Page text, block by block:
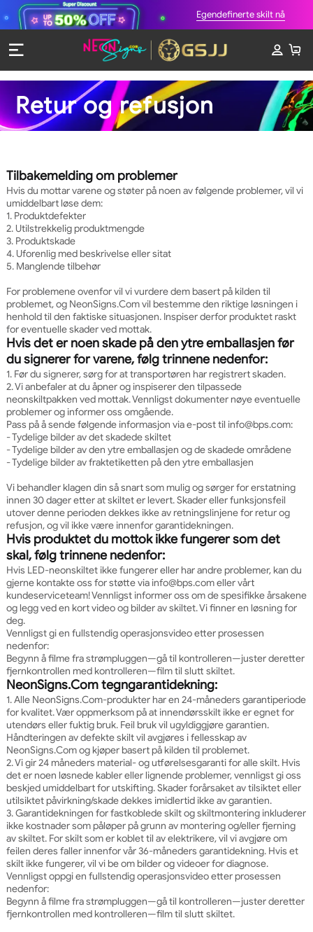
Egendefinerte skilt nå
Retur og refusjon
Tilbakemelding om problemer
Hvis du mottar varene og støter på noen av følgende problemer, vil vi
umiddelbart løse dem:
1. Produktdefekter
2. Utilstrekkelig produktmengde
3. Produktskade
4. Uforenlig med beskrivelse eller sitat
5. Manglende tilbehør
For problemene ovenfor vil vi vurdere dem basert på kilden til
problemet, og NeonSigns.Com vil bestemme den riktige løsningen i
henhold til den faktiske situasjonen. Inspiser derfor produktet raskt
for eventuelle skader ved mottak.
Hvis det er noen skade på den ytre emballasjen før
du signerer for varene, følg trinnene nedenfor:
1. Før du signerer, sørg for at transportøren har registrert skaden.
2. Vi anbefaler at du åpner og inspiserer den tilpassede
neonskiltpakken ved mottak. Vennligst dokumenter nøye eventuelle
problemer og informer oss omgående.
Pass på å sende følgende informasjon via e-post til info@bps.com:
- Tydelige bilder av det skadede skiltet
- Tydelige bilder av den ytre emballasjen og de skadede områdene
- Tydelige bilder av fraktetiketten på den ytre emballasjen
Vi behandler klagen din så snart som mulig og sørger for erstatning
innen 30 dager etter at skiltet er levert. Skader eller funksjonsfeil
utover denne perioden dekkes ikke av retningslinjene for retur og
refusjon, og vil ikke være innenfor garantidekningen.
Hvis produktet du mottok ikke fungerer som det
skal, følg trinnene nedenfor:
Hvis LED-neonskiltet ikke fungerer eller har andre problemer, kan du
gjerne kontakte oss for støtte via info@bps.com eller vårt
kundeserviceteam! Vennligst informer oss om de spesifikke årsakene
og legg ved en kort video og bilder av skiltet. Vi finner en løsning for
deg.
Vennligst gi en fullstendig operasjonsvideo etter prosessen
nedenfor:
Begynn å filme fra strømpluggen—gå til kontrolleren—juster deretter
fjernkontrollen med kontrolleren—film til slutt skiltet.
NeonSigns.Com tegngarantidekning:
1. Alle NeonSigns.Com-produkter har en 24-måneders garantiperiode
for kvalitet. Vær oppmerksom på at innendørsskilt ikke er egnet for
utendørs eller fuktig bruk. Feil bruk vil ugyldiggjøre garantien.
Håndteringen av defekte skilt vil avgjøres i fellesskap av
NeonSigns.Com og kjøper basert på kilden til problemet.
2. Vi gir 24 måneders material- og utførelsesgaranti for alle skilt. Hvis
det er noen løsnede kabler eller lignende problemer, vennligst gi oss
beskjed umiddelbart for utskifting. Skader forårsaket av tilsiktet eller
utilsiktet påvirkning/skade dekkes imidlertid ikke av garantien.
3. Garantidekningen for fastkoblede skilt og skiltmontering inkluderer
ikke kostnader som påløper på grunn av montering og/eller fjerning
av skiltet. For skilt som er koblet til av elektrikere, vil vi avgjøre om
feilen deres faller innenfor vår 36-måneders garantidekning. Hvis et
skilt ikke fungerer, vil vi be om bilder og videoer for diagnose.
Vennligst oppgi en fullstendig operasjonsvideo etter prosessen
nedenfor:
Begynn å filme fra strømpluggen—gå til kontrolleren—juster deretter
fjernkontrollen med kontrolleren—film til slutt skiltet.